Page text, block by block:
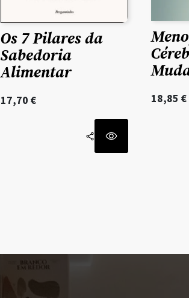
Os 7 Pilares da
Sabedoria
Alimentar
17,70 € 18,85 €